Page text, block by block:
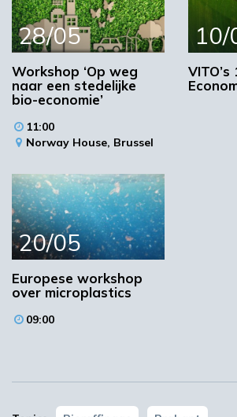
interesse in duurzame
studenten, onderzoekers,
bedrijven en technici. De lunch
De voertaal tijdens de workshop
Kijk voor meer informatie de
Green Chemistry Campus.
Locatie
Green Chemistry Campus B.V.
4612 PZ Bergen op Zoom
28/05
Workshop ‘Op weg
naar een stedelijke
bio-economie’
11:00
Norway House, Brussel
10/
20/05
Europese workshop
over microplastics
09:00